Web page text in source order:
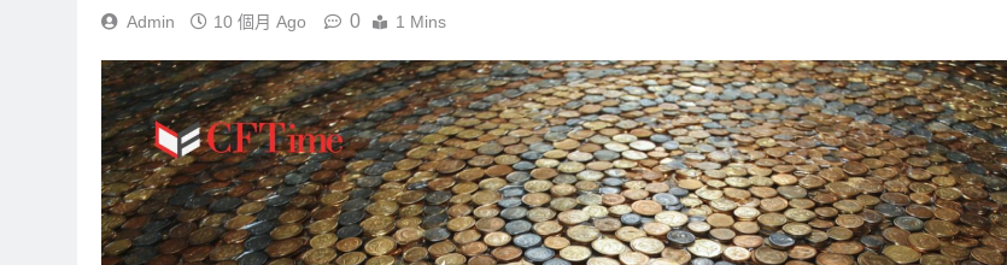
Admin 10 個月 Ago 0 1 Mins